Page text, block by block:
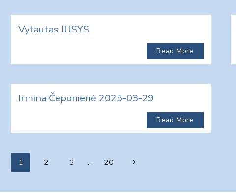
Vytautas JUSYS
Read More
Irmina Čeponienė 2025-03-29
Read More
Page
1 2 3 … 20
Next